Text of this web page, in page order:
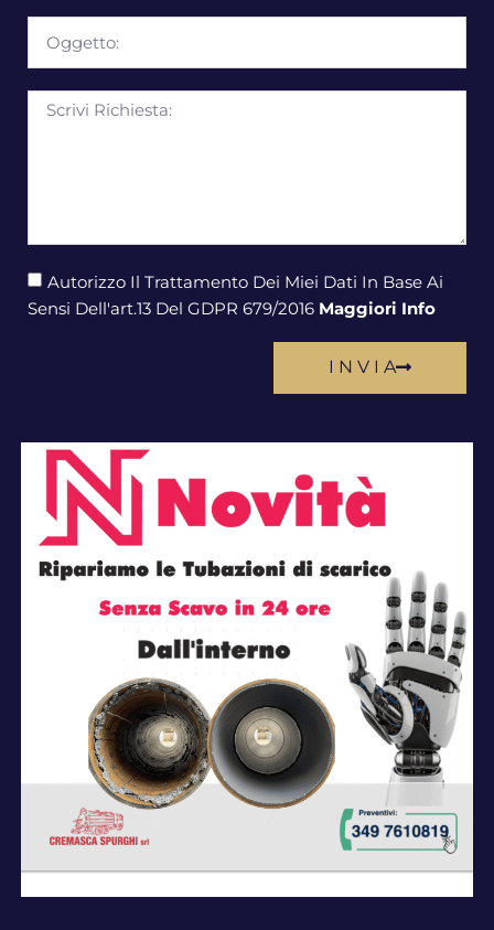
Autorizzo Il Trattamento Dei Miei Dati In Base Ai
Sensi Dell'art.13 Del GDPR 679/2016 Maggiori Info
I N V I A